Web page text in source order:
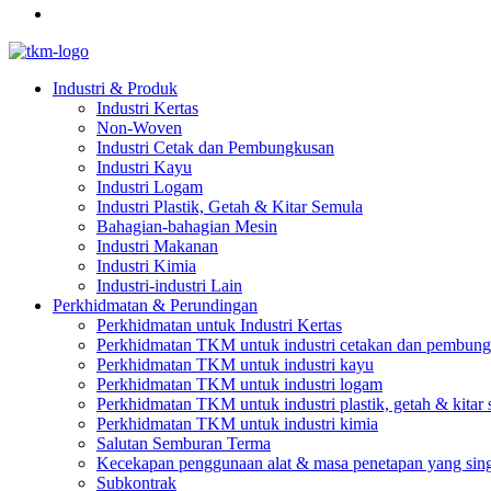
Industri & Produk
Industri Kertas
Non-Woven
Industri Cetak dan Pembungkusan
Industri Kayu
Industri Logam
Industri Plastik, Getah & Kitar Semula
Bahagian-bahagian Mesin
Industri Makanan
Industri Kimia
Industri-industri Lain
Perkhidmatan & Perundingan
Perkhidmatan untuk Industri Kertas
Perkhidmatan TKM untuk industri cetakan dan
Perkhidmatan TKM untuk industri kayu
Perkhidmatan TKM untuk industri logam
Perkhidmatan TKM untuk industri plastik, getah & kitar
Perkhidmatan TKM untuk industri kimia
Salutan Semburan Terma
Kecekapan penggunaan alat & masa penetapan yang
Subkontrak